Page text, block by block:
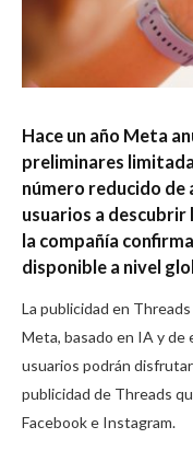
Hace un año Meta
preliminares
número reducido de
usuarios a descubrir
la compañía
disponible a nivel
La publicidad en
Meta, basado en IA y de
usuarios podrán
publicidad de Threads
Facebook e Instagram.